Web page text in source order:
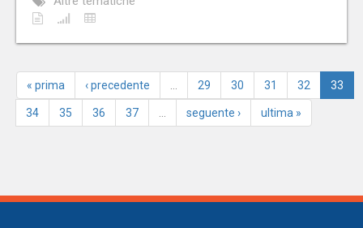
« prima ‹ precedente 29 30 31 32 33
34 35 36 37 seguente › ultima »